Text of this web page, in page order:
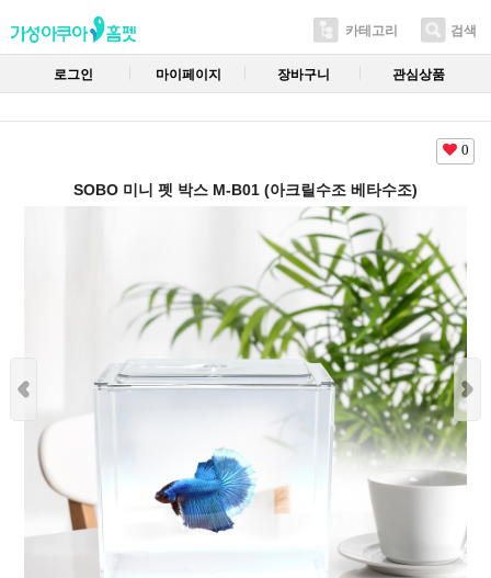
카테고리 검색
로그인 마이페이지 장바구니 관심상품
0
SOBO 미니 펫 박스 M-B01 (아크릴수조 베타수조)